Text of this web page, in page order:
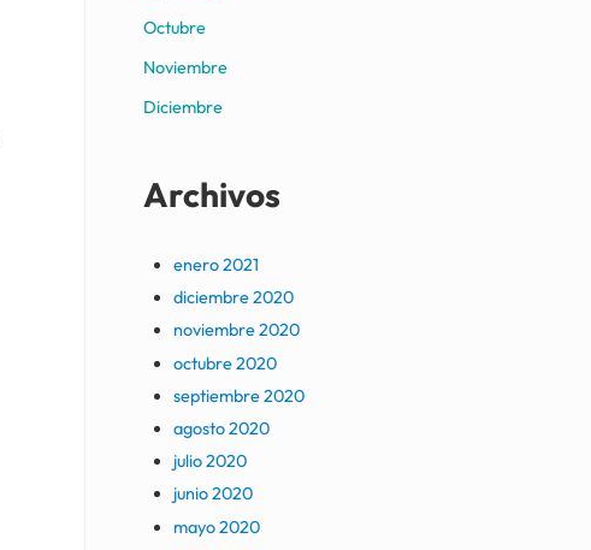
Octubre
Noviembre
Diciembre
Archivos
enero 2021
diciembre 2020
noviembre 2020
octubre 2020
septiembre 2020
agosto 2020
julio 2020
junio 2020
mayo 2020